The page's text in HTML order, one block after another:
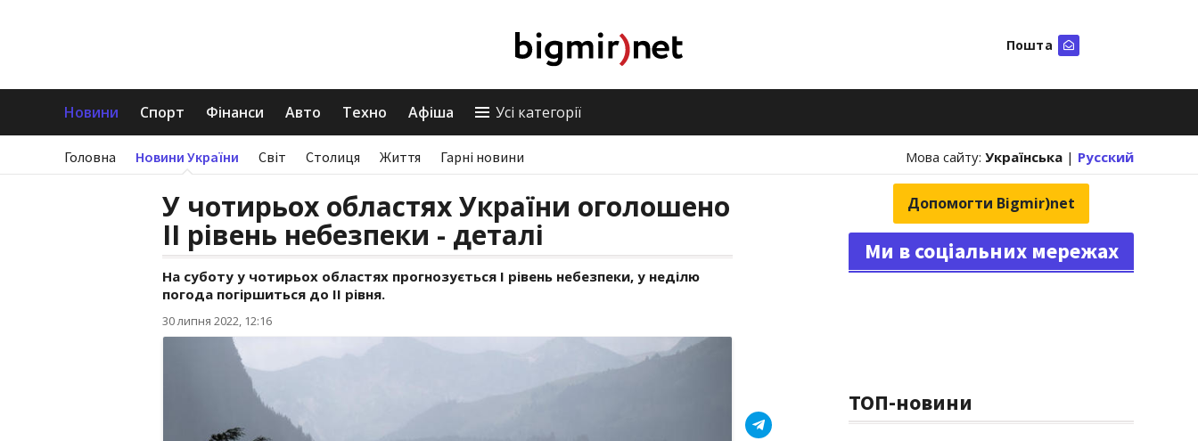
Пошта
Новини Спорт Фінанси Авто Техно Афіша Усі категорії
Головна Новини України Світ Столиця Життя Гарні новини Мова сайту: Українська | Русский
У чотирьох областях України оголошено
ІІ рівень небезпеки - деталі
На суботу у чотирьох областях прогнозується І рівень небезпеки, у неділю
погода погіршиться до ІІ рівня.
30 липня 2022, 12:16
Допомогти Bigmir)net
Ми в соціальних мережах
ТОП-новини